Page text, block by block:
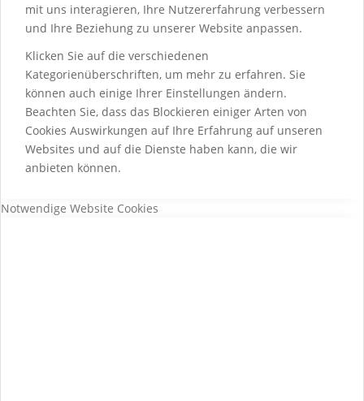
mit uns interagieren, Ihre Nutzererfahrung verbessern
und Ihre Beziehung zu unserer Website anpassen.
Klicken Sie auf die verschiedenen
Kategorienüberschriften, um mehr zu erfahren. Sie
können auch einige Ihrer Einstellungen ändern.
Beachten Sie, dass das Blockieren einiger Arten von
Cookies Auswirkungen auf Ihre Erfahrung auf unseren
Websites und auf die Dienste haben kann, die wir
anbieten können.
Notwendige Website Cookies